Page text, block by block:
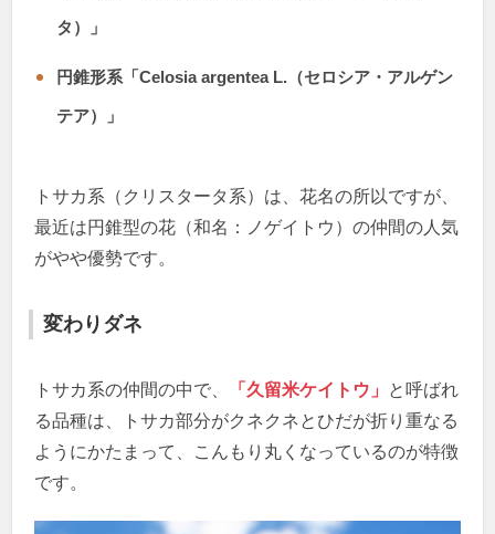
タ）」
円錐形系「Celosia argentea L.（セロシア・アルゲン
テア）」
トサカ系（クリスタータ系）は、花名の所以ですが、
最近は円錐型の花（和名：ノゲイトウ）の仲間の人気
がやや優勢です。
変わりダネ
トサカ系の仲間の中で、 「久留米ケイトウ」
と呼ばれ
る品種は、トサカ部分がクネクネとひだが折り重なる
ようにかたまって、こんもり丸くなっているのが特徴
です。